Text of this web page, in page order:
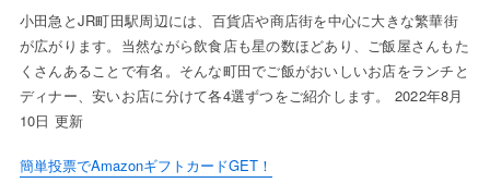
小田急とJR町田駅周辺には、百貨店や商店街を中心に大きな繁華街
が広がります。当然ながら飲食店も星の数ほどあり、ご飯屋さんもた
くさんあることで有名。そんな町田でご飯がおいしいお店をランチと
ディナー、安いお店に分けて各4選ずつをご紹介します。 2022年8月
10日 更新
簡単投票でAmazonギフトカードGET！